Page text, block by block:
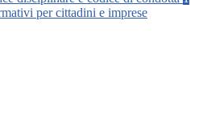
per cittadini e imprese